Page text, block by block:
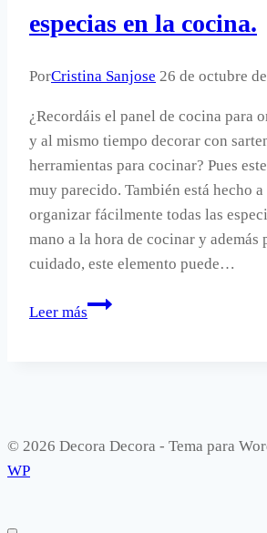
especias en la cocina.
PorCristina Sanjose 26 de octubre
¿Recordáis el panel de cocina para
y al mismo tiempo decorar con
herramientas para cocinar? Pues
muy parecido. También está hecho a
organizar fácilmente todas las
mano a la hora de cocinar y además
cuidado, este elemento puede…
Leer más
Una
en
© 2026 Decora Decora - Tema para
WP